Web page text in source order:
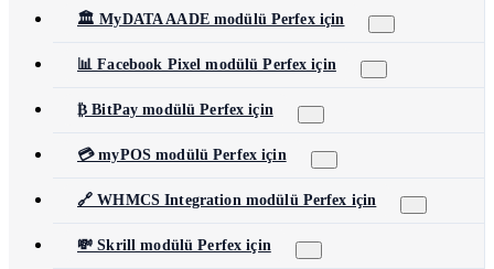
🏛️ MyDATA AADE modülü Perfex için
📊 Facebook Pixel modülü Perfex için
₿ BitPay modülü Perfex için
💳 myPOS modülü Perfex için
🔗 WHMCS Integration modülü Perfex için
💸 Skrill modülü Perfex için